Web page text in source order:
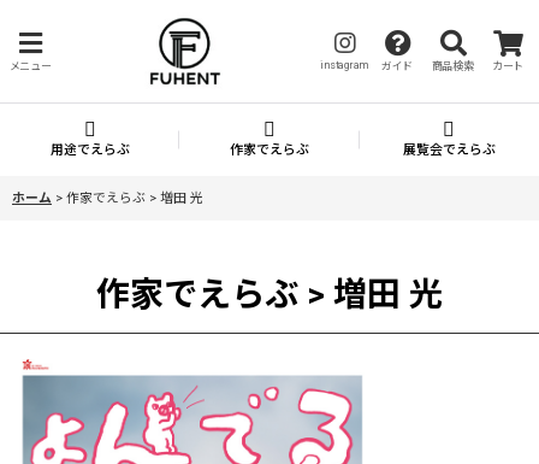
メニュー instagram ガイド 商品検索 カート
用途でえらぶ 作家でえらぶ 展覧会でえらぶ
ホーム > 作家でえらぶ > 増田 光
作家でえらぶ > 増田 光